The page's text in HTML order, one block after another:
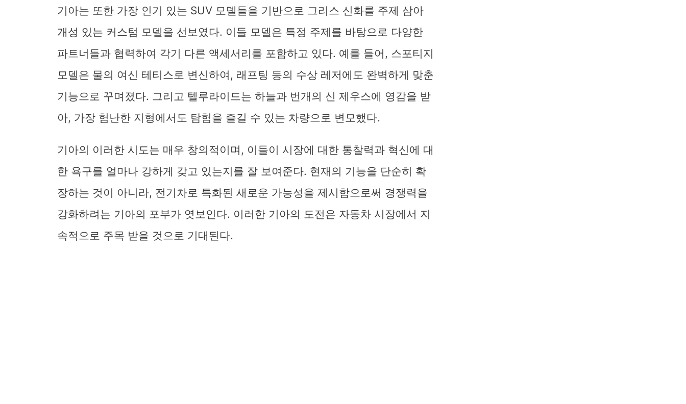
기아는 또한 가장 인기 있는 SUV 모델들을 기반으로 그리스 신화를 주제 삼아
개성 있는 커스텀 모델을 선보였다. 이들 모델은 특정 주제를 바탕으로 다양한
파트너들과 협력하여 각기 다른 액세서리를 포함하고 있다. 예를 들어, 스포티지
모델은 물의 여신 테티스로 변신하여, 래프팅 등의 수상 레저에도 완벽하게 맞춘
기능으로 꾸며졌다. 그리고 텔루라이드는 하늘과 번개의 신 제우스에 영감을 받
아, 가장 험난한 지형에서도 탐험을 즐길 수 있는 차량으로 변모했다.
기아의 이러한 시도는 매우 창의적이며, 이들이 시장에 대한 통찰력과 혁신에 대
한 욕구를 얼마나 강하게 갖고 있는지를 잘 보여준다. 현재의 기능을 단순히 확
장하는 것이 아니라, 전기차로 특화된 새로운 가능성을 제시함으로써 경쟁력을
강화하려는 기아의 포부가 엿보인다. 이러한 기아의 도전은 자동차 시장에서 지
속적으로 주목 받을 것으로 기대된다.